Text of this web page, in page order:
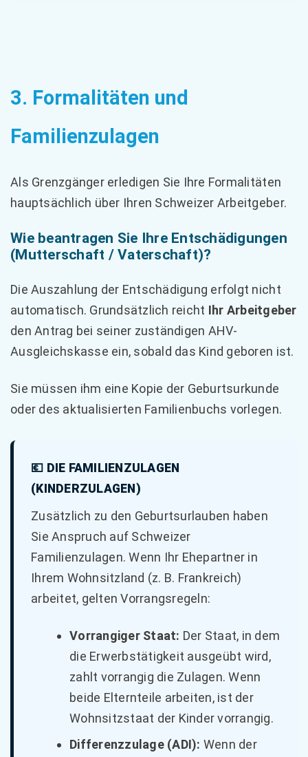
3. Formalitäten und
Familienzulagen
Als Grenzgänger erledigen Sie Ihre Formalitäten
hauptsächlich über Ihren Schweizer Arbeitgeber.
Wie beantragen Sie Ihre Entschädigungen
(Mutterschaft / Vaterschaft)?
Die Auszahlung der Entschädigung erfolgt nicht
automatisch. Grundsätzlich reicht Ihr Arbeitgeber
den Antrag bei seiner zuständigen AHV-
Ausgleichskasse ein, sobald das Kind geboren ist.
Sie müssen ihm eine Kopie der Geburtsurkunde
oder des aktualisierten Familienbuchs vorlegen.
💶 DIE FAMILIENZULAGEN
(KINDERZULAGEN)
Zusätzlich zu den Geburtsurlauben haben
Sie Anspruch auf Schweizer
Familienzulagen. Wenn Ihr Ehepartner in
Ihrem Wohnsitzland (z. B. Frankreich)
arbeitet, gelten Vorrangsregeln:
Vorrangiger Staat: Der Staat, in dem
die Erwerbstätigkeit ausgeübt wird,
zahlt vorrangig die Zulagen. Wenn
beide Elternteile arbeiten, ist der
Wohnsitzstaat der Kinder vorrangig.
Differenzzulage (ADI): Wenn der